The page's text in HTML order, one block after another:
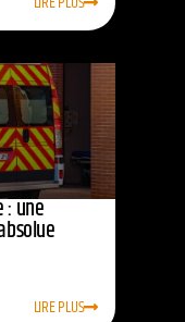
: une
LIRE PLUS